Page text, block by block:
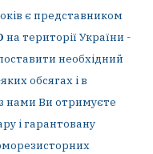
є представником
на території України -
необхідний
обсягах і в
нами Ви отримуєте
і гарантовану